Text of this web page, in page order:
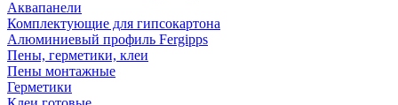
Аквапанели
Комплектующие для гипсокартона
Алюминиевый профиль Fergipps
Пены, герметики, клеи
Пены монтажные
Герметики